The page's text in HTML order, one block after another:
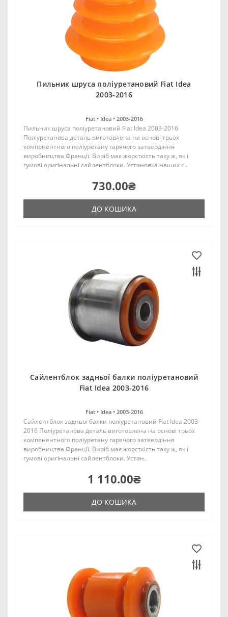
Пильник шруса поліуретановий Fiat Idea
2003-2016
Fiat • Idea • 2003-2016
Пильник шруса поліуретановий Fiat Idea 2003-2016
Поліуретанова деталь виготовлена на основі трьох
компонентного поліуретану гарячого затвердіння
виробництва Франції. Виріб має жорсткість таку ж, як і
гумові оригінальні сайлентблоки. Установка наших с..
730.00₴
ДО КОШИКА
Сайлентблок задньої балки поліуретановий
Fiat Idea 2003-2016
Fiat • Idea • 2003-2016
Сайлентблок задньої балки поліуретановий Fiat Idea 2003-
2016 Поліуретанова деталь виготовлена на основі трьох
компонентного поліуретану гарячого затвердіння
виробництва Франції. Виріб має жорсткість таку ж, як і
гумові оригінальні сайлентблоки. Устан..
1 110.00₴
ДО КОШИКА